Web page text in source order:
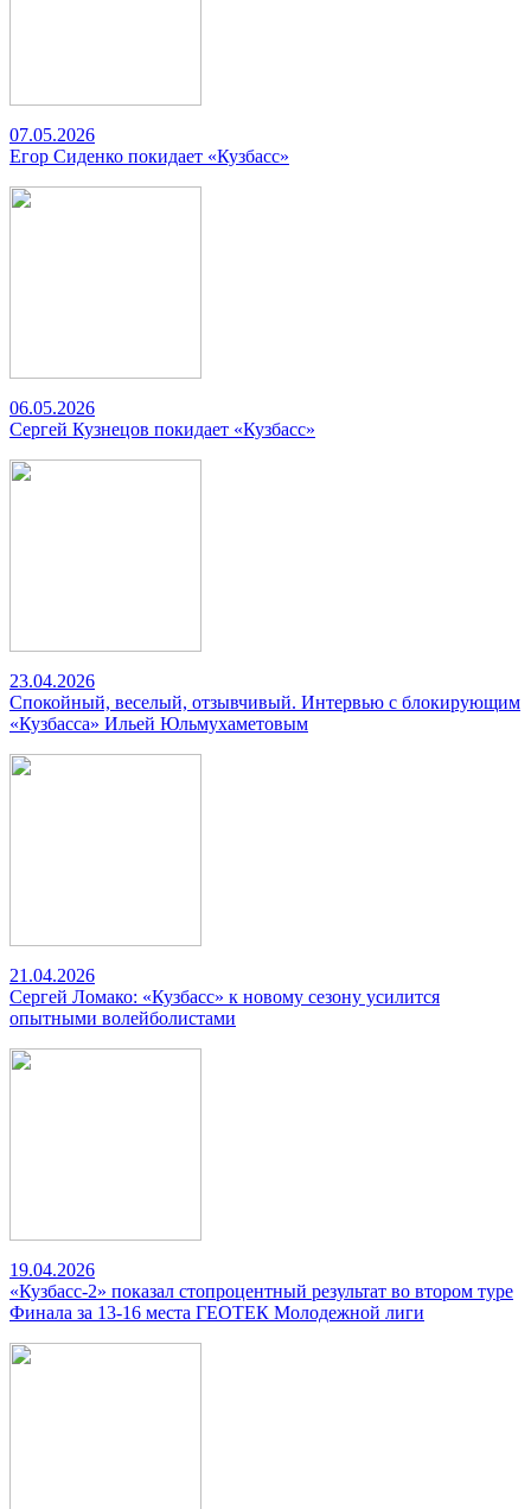
07.05.2026
Егор Сиденко покидает «Кузбасс»
06.05.2026
Сергей Кузнецов покидает «Кузбасс»
23.04.2026
Спокойный, веселый, отзывчивый. Интервью с блокирующим
«Кузбасса» Ильей Юльмухаметовым
21.04.2026
Сергей Ломако: «Кузбасс» к новому сезону усилится
опытными волейболистами
19.04.2026
«Кузбасс-2» показал стопроцентный результат во втором туре
Финала за 13-16 места ГЕОТЕК Молодежной лиги